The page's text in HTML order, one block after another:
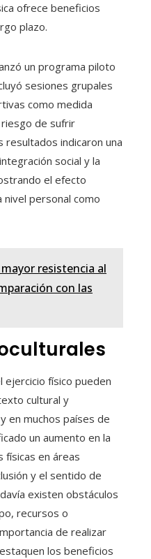
ofrece beneficios
plazo.
un programa piloto
sesiones grupales
como medida
de sufrir
resultados indicaron una
social y la
el efecto
personal como
resistencia al
con las
ejercicio físico pueden
cultural y
en muchos países de
un aumento en la
físicas en áreas
y el sentido de
existen obstáculos
recursos o
de realizar
los beneficios